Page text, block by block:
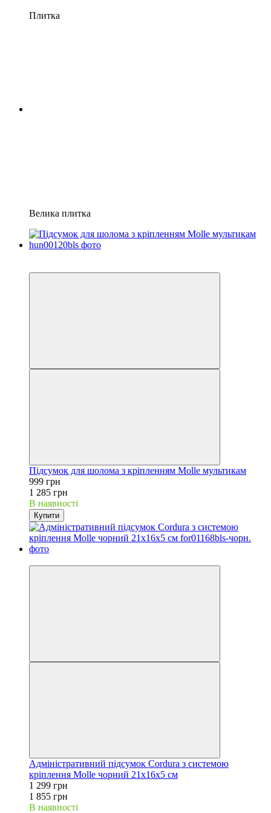
Плитка
Велика плитка
Підсумок для шолома з кріпленням Molle мультикам
999 грн
1 285 грн
В наявності
Купити
Адміністративний підсумок Cordura з системою
кріплення Molle чорний 21х16х5 см
1 299 грн
1 855 грн
В наявності